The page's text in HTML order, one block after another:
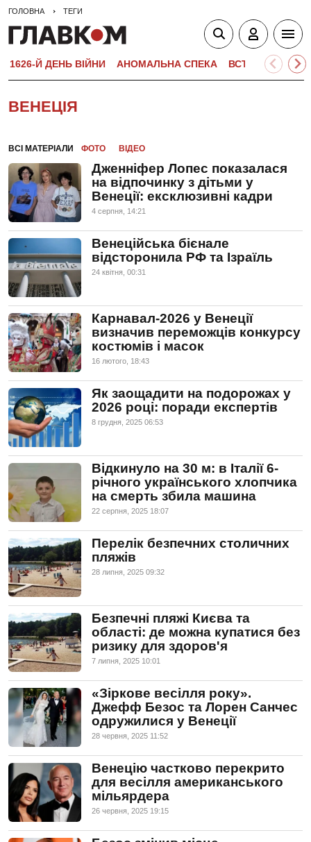
ГОЛОВНА ТЕГИ
1626-Й ДЕНЬ ВІЙНИ АНОМАЛЬНА СПЕКА ВСТУПНА
ВЕНЕЦІЯ
ВСІ МАТЕРІАЛИ ФОТО ВІДЕО
Дженніфер Лопес показалася
на відпочинку з дітьми у
Венеції: ексклюзивні кадри
4 серпня, 14:21
Венеційська бієнале
відсторонила РФ та Ізраїль
24 квiтня, 00:31
Карнавал-2026 у Венеції
визначив переможців конкурсу
костюмів і масок
16 лютого, 18:43
Як заощадити на подорожах у
2026 році: поради експертів
8 грудня, 2025 06:53
Відкинуло на 30 м: в Італії 6-
річного українського хлопчика
на смерть збила машина
22 серпня, 2025 18:07
Перелік безпечних столичних
пляжів
28 липня, 2025 09:32
Безпечні пляжі Києва та
області: де можна купатися без
ризику для здоров'я
7 липня, 2025 10:01
«Зіркове весілля року».
Джефф Безос та Лорен Санчес
одружилися у Венеції
28 червня, 2025 11:52
Венецію частково перекрито
для весілля американського
мільярдера
26 червня, 2025 19:15